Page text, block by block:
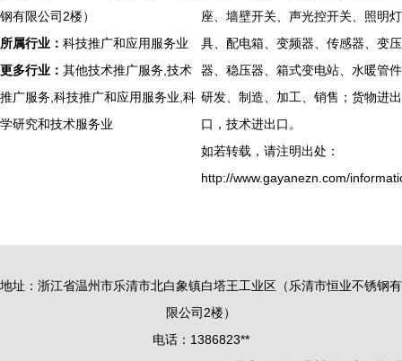
钢有限公司2楼）
所属行业： 科技推广和应用服务业
更多行业： 其他技术推广服务,技术
推广服务,科技推广和应用服务业,科
学研究和技术服务业
座、墙壁开关、声光控开关、照明灯
具、配电箱、变频器、传感器、变压
器、稳压器、箱式变电站、水暖管件
研发、制造、加工、销售；货物进出
口，技术进出口。
如若转载，请注明出处：
http://www.gayanezn.com/
地址：浙江省温州市乐清市北白象镇白塔王工业区（乐清市恒业不锈钢有
限公司2楼）
电话：1386823**